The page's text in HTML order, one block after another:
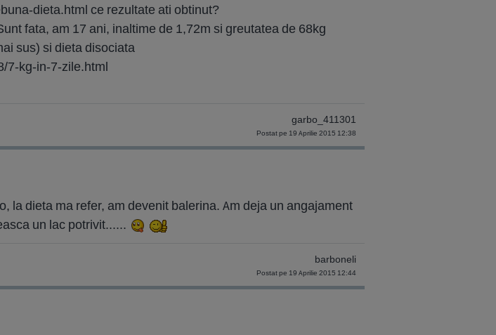
dieta.html ce rezultate ati obtinut?
fata, am 17 ani, inaltime de 1,72m si greutatea de 68kg
sus) si dieta disociata
7-kg-in-7-zile.html
garbo_411301
Postat pe 19 Aprilie 2015 12:38
la dieta ma refer, am devenit balerina. Am deja un angajament
un lac potrivit......
barboneli
Postat pe 19 Aprilie 2015 12:44